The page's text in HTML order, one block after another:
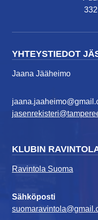
YHTEYSTIEDOT
Jaana Jääheimo
KLUBIN
Ravintola Suoma
Sähköposti